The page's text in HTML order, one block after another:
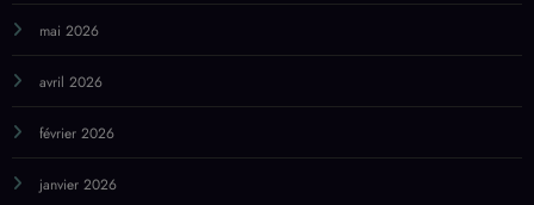
décembre 2025
novembre 2025
octobre 2025
juin 2025